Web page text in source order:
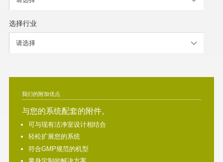
选择行业
我们的附加优点
与您的系统配套的附件。
可与现有洁净室设计相结合
轻松扩展您的系统
符合GMP规范的机型